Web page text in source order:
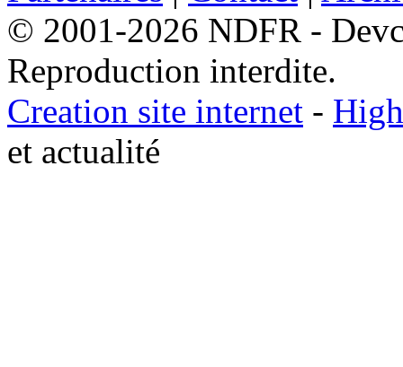
© 2001-2026 NDFR -
Reproduction interdite.
Creation site internet -
et actualité